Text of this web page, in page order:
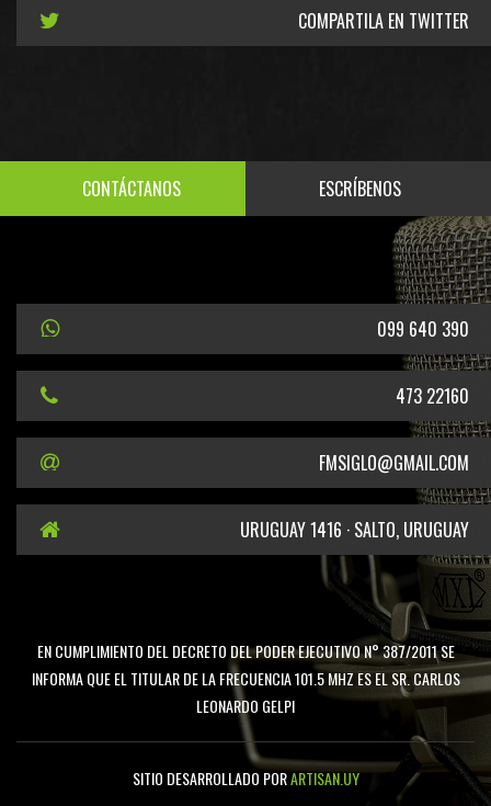
COMPARTILA EN TWITTER
CONTÁCTANOS ESCRÍBENOS
099 640 390
473 22160
FMSIGLO@GMAIL.COM
URUGUAY 1416 · SALTO, URUGUAY
EN CUMPLIMIENTO DEL DECRETO DEL PODER EJECUTIVO N° 387/2011 SE
INFORMA QUE EL TITULAR DE LA FRECUENCIA 101.5 MHZ ES EL SR. CARLOS
LEONARDO GELPI
SITIO DESARROLLADO PORARTISAN.UY